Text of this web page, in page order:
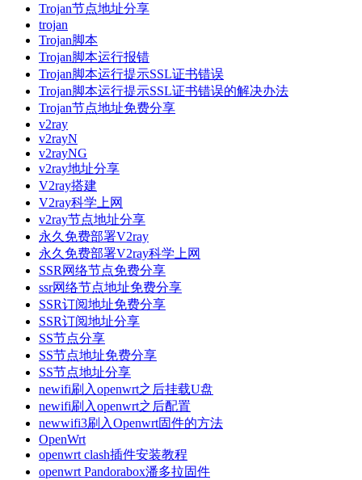
Trojan节点地址分享
trojan
Trojan脚本
Trojan脚本运行报错
Trojan脚本运行提示SSL证书错误
Trojan脚本运行提示SSL证书错误的解决办法
Trojan节点地址免费分享
v2ray
v2rayN
v2rayNG
v2ray地址分享
V2ray搭建
V2ray科学上网
v2ray节点地址分享
永久免费部署V2ray
永久免费部署V2ray科学上网
SSR网络节点免费分享
ssr网络节点地址免费分享
SSR订阅地址免费分享
SSR订阅地址分享
SS节点分享
SS节点地址免费分享
SS节点地址分享
newifi刷入openwrt之后挂载U盘
newifi刷入openwrt之后配置
newwifi3刷入Openwrt固件的方法
OpenWrt
openwrt clash插件安装教程
openwrt Pandorabox潘多拉固件